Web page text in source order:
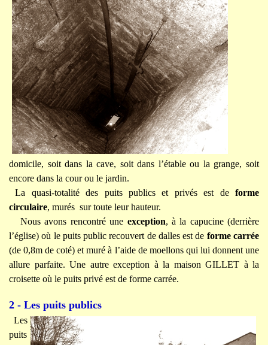
domicile, soit dans la cave, soit dans l’étable ou la grange, soit
encore dans la cour ou le jardin.
La quasi-totalité des puits publics et privés est de forme
circulaire, murés sur toute leur hauteur.
Nous avons rencontré une exception, à la capucine (derrière
l’église) où le puits public recouvert de dalles est de forme carrée
(de 0,8m de coté) et muré à l’aide de moellons qui lui donnent une
allure parfaite. Une autre exception à la maison GILLET à la
croisette où le puits privé est de forme carrée.
2 - Les puits publics
Les
puits